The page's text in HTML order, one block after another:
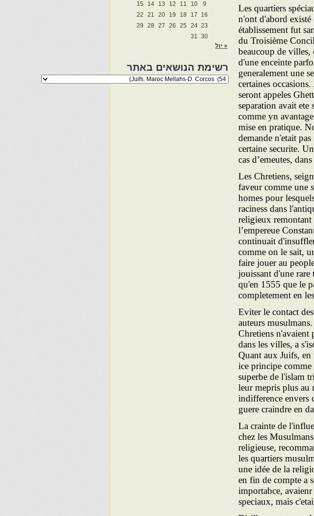
Les quartiers
n'ont d'abord
établissement fut
du Troisième
beaucoup de villes,
d'une enceinte
generalement une
certaines
seront appeles
separation avait ete
comme yn
mise en pratique.
demande n'etait
certaine securite.
cas d’emeutes,
Les Chretiens,
faveur comme une
homes pour
raciness dans
religieux remontant
l’empereue
continuait
comme on le sait,
faire jouer au
jouissant d'une
qu'en 1555 que le
completement en
Eviter le contact
auteurs
Chretiens n'avaient
dans les villes, a
Quant aux Juifs, en
ice principe
superbe de l'islam
leur mepris plus au
indifference envers
guere craindre en
La crainte de
chez les
religieuse,
les quartiers
une idée de la
en fin de compte a
importabce,
speciaux, mais
9
10
11
12
13
14
15
16
17
18
19
20
21
22
23
24
25
26
27
28
29
30
31
« יול
רשימת הנושאים באתר
רשימת
הנושאים